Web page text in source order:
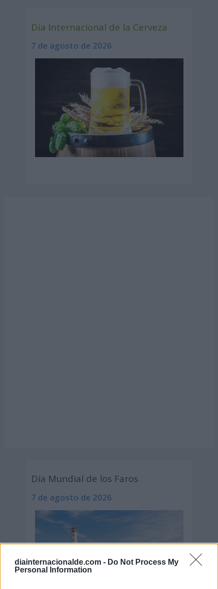
diainternacionalde.com - Do Not Process My
Personal Information
Día Internacional de la Cerveza
7 de agosto de 2026
Día Mundial de los Faros
7 de agosto de 2026